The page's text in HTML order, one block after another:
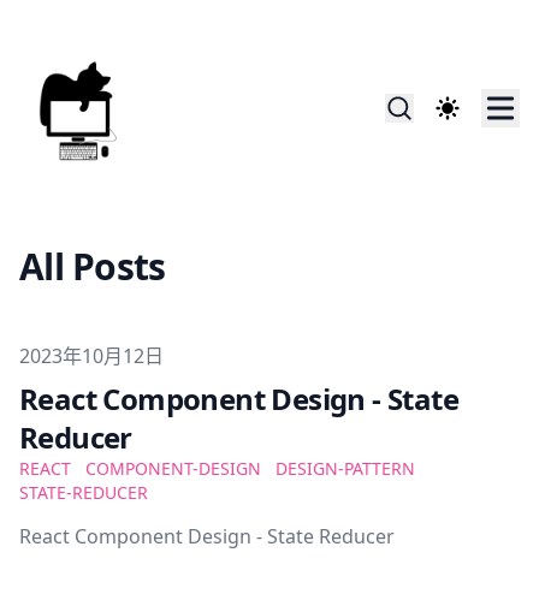
All Posts
Published on
2023年10月12日
React Component Design - State
Reducer
REACT COMPONENT-DESIGN
DESIGN-PATTERN
STATE-REDUCER
React Component Design - State Reducer